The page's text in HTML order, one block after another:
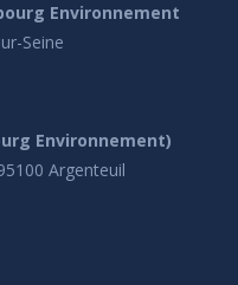
Environnement
Seine
Environnement)
Argenteuil